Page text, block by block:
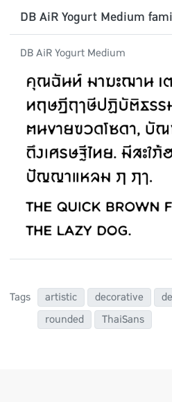
DB AiR Yogurt Medium
DB AiR Yogurt Medium
Tags artistic decorative
rounded
ThaiSans